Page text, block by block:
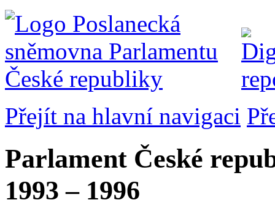
Přejít na hlavní navigaci
Parlament České
1993 – 1996